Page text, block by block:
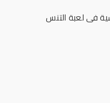
في لعبة التنس